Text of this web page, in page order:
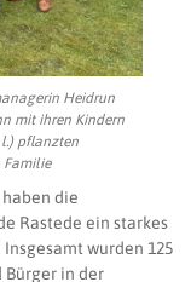
Heidrun
mit ihren Kindern
l.) pflanzten
Familie
die
Rastede ein starkes
wurden 125
Bürger in der